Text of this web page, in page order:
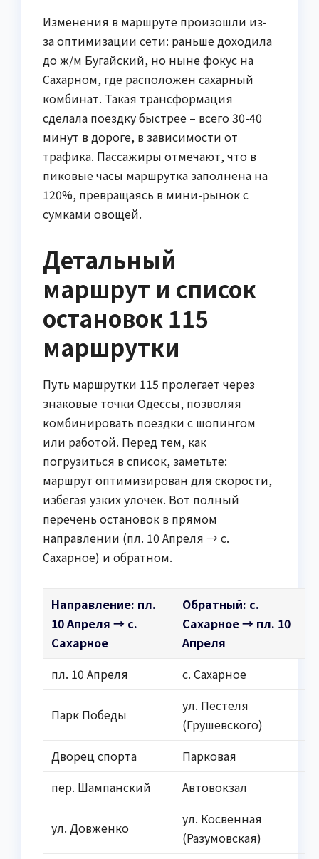
Изменения в маршруте произошли из-
за оптимизации сети: раньше доходила
до ж/м Бугайский, но ныне фокус на
Сахарном, где расположен сахарный
комбинат. Такая трансформация
сделала поездку быстрее – всего 30-40
минут в дороге, в зависимости от
трафика. Пассажиры отмечают, что в
пиковые часы маршрутка заполнена на
120%, превращаясь в мини-рынок с
сумками овощей.
Детальный
маршрут и список
остановок 115
маршрутки
Путь маршрутки 115 пролегает через
знаковые точки Одессы, позволяя
комбинировать поездки с шопингом
или работой. Перед тем, как
погрузиться в список, заметьте:
маршрут оптимизирован для скорости,
избегая узких улочек. Вот полный
перечень остановок в прямом
направлении (пл. 10 Апреля → с.
Сахарное) и обратном.
Направление: пл.
10 Апреля → с.
Сахарное
Обратный: с.
Сахарное → пл. 10
Апреля
пл. 10 Апреля
с. Сахарное
Парк Победы
ул. Пестеля
(Грушевского)
Дворец спорта
Парковая
пер. Шампанский
Автовокзал
ул. Довженко
ул. Косвенная
(Разумовская)